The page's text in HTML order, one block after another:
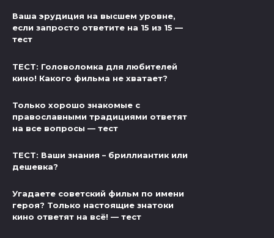
Ваша эрудиция на высшем уровне,
если запросто ответите на 15 из 15 —
тест
ТЕСТ: Головоломка для любителей
кино! Какого фильма не хватает?
Только хорошо знакомые с
православными традициями ответят
на все вопросы — тест
ТЕСТ: Ваши знания – бриллиантик или
дешевка?
Угадаете советский фильм по имени
героя? Только настоящие знатоки
кино ответят на всё! — тест